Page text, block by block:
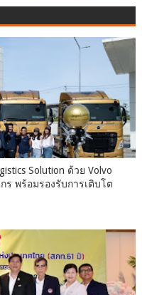
Solution ด้วย Volvo
ร พร้อมรองรับการเติบโต